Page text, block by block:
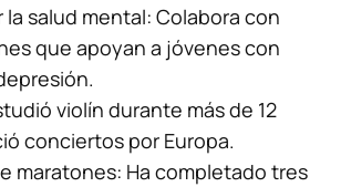
la salud mental: Colabora con
que apoyan a jóvenes con
violín durante más de 12
conciertos por Europa.
maratones: Ha completado tres